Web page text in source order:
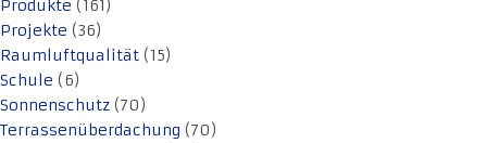
Produkte (161)
Projekte (36)
Raumluftqualität (15)
Schule (6)
Sonnenschutz (70)
Terrassenüberdachung (70)